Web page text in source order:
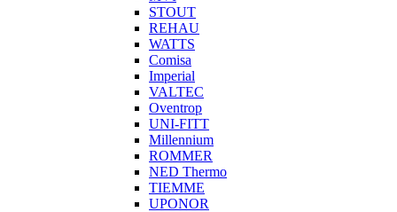
STOUT
REHAU
WATTS
Comisa
Imperial
VALTEC
Oventrop
UNI-FITT
Millennium
ROMMER
NED Thermo
TIEMME
UPONOR